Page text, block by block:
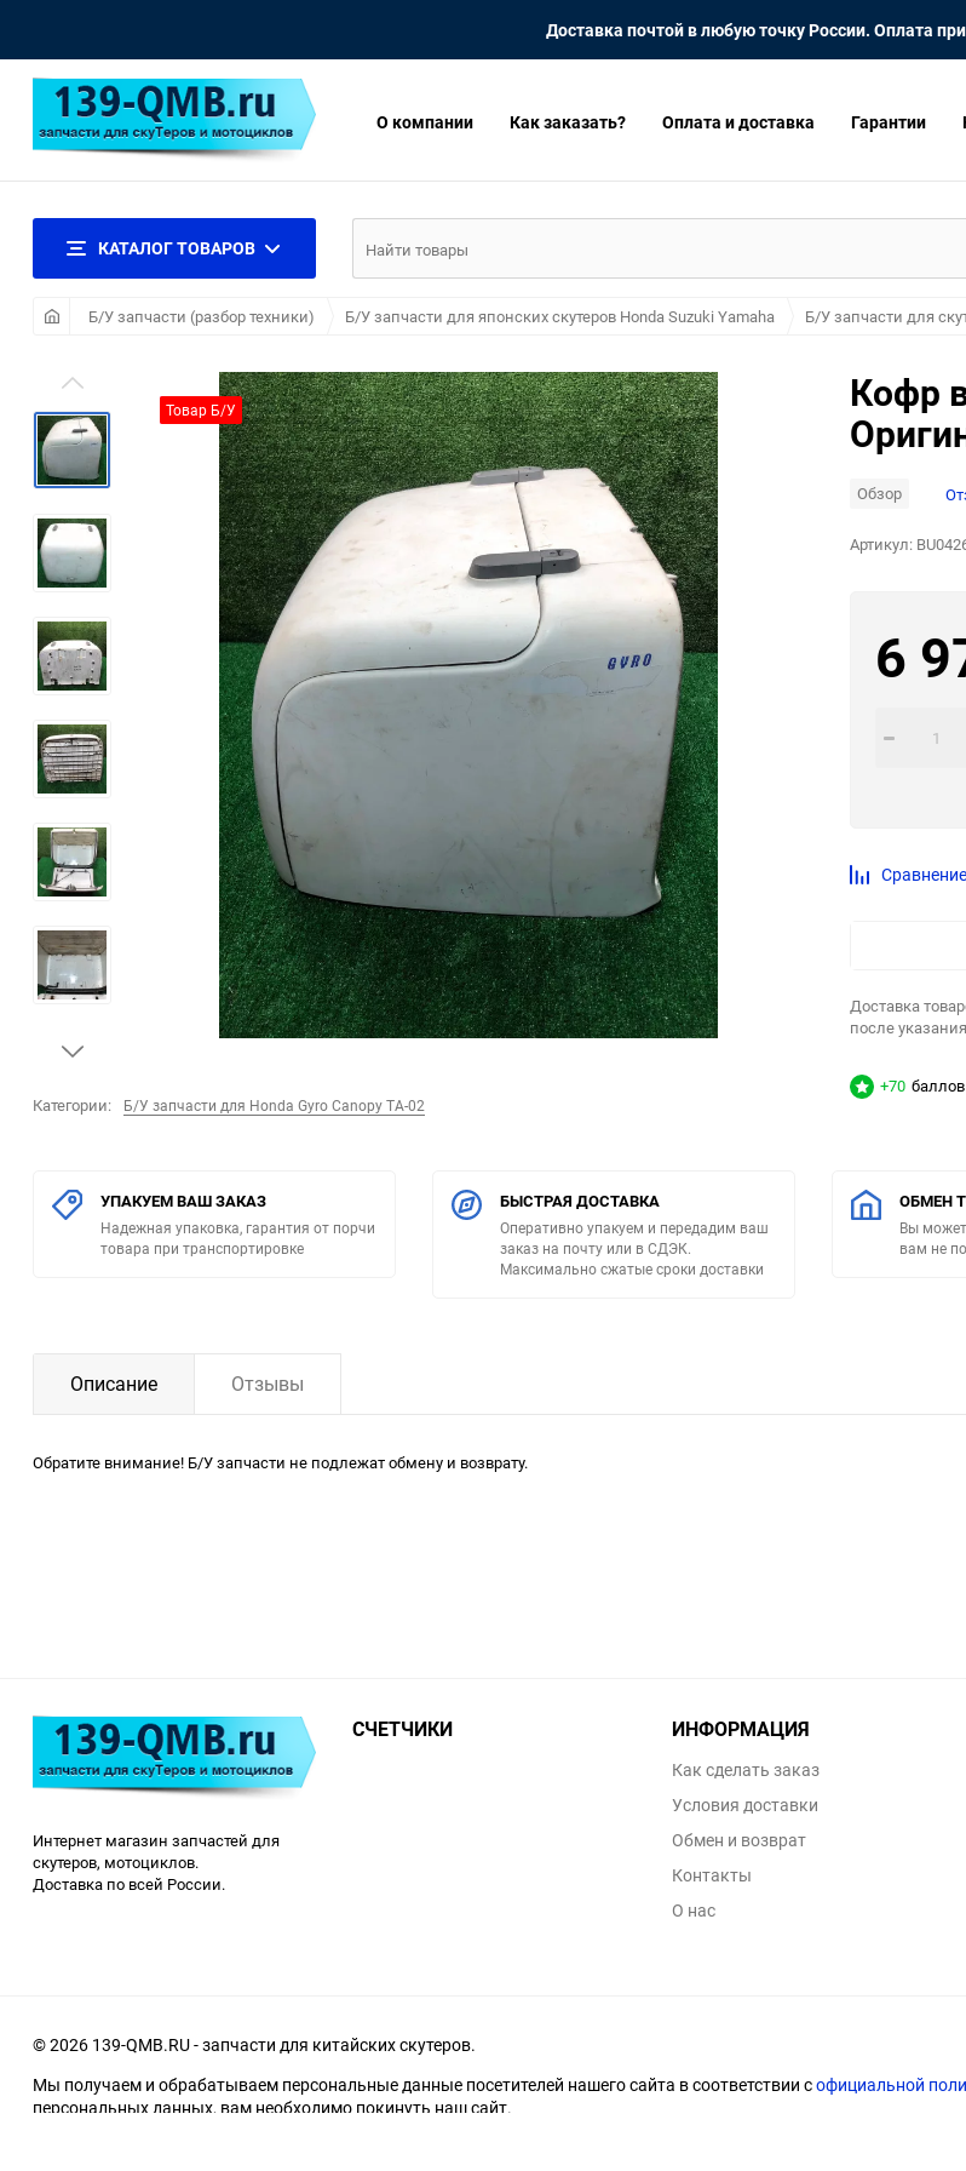
Доставка почтой в любую точку России. Оплата
О компании Как заказать? Оплата и доставка Гарантии
КАТАЛОГ ТОВАРОВ
Б/У запчасти (разбор техники) Б/У запчасти для японских скутеров Honda Suzuki Yamaha Б/У запчасти для
Товар Б/У
Категории: Б/У запчасти для Honda Gyro Canopy TA-02
Кофр
Обзор
Артикул:
6
Сравнение
Доставка
после
+70 баллов
УПАКУЕМ ВАШ ЗАКАЗ
Надежная упаковка, гарантия от порчи
товара при транспортировке
БЫСТРАЯ ДОСТАВКА
Оперативно упакуем и передадим ваш
заказ на почту или в СДЭК.
Максимально сжатые сроки доставки
ОБМЕН
Вы
вам не
Описание Отзывы
Обратите внимание! Б/У запчасти не подлежат обмену и возврату.
Интернет магазин запчастей для
скутеров, мотоциклов.
Доставка по всей России.
СЧЕТЧИКИ ИНФОРМАЦИЯ
Как сделать заказ
Условия доставки
Обмен и возврат
Контакты
О нас
© 2026 139-QMB.RU - запчасти для китайских скутеров.
Мы получаем и обрабатываем персональные данные посетителей нашего сайта в соответствии софициальной
персональных данных, вам необходимо покинуть наш сайт.